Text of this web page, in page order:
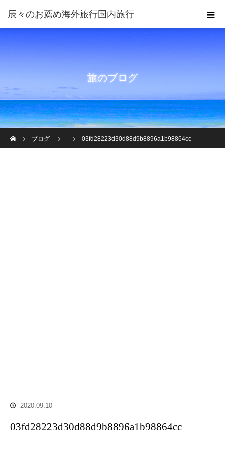
旅のブログ
ブログ
03fd28223d30d88d9b8896a1b98864cc
2020.09.10
03fd28223d30d88d9b8896a1b98864cc